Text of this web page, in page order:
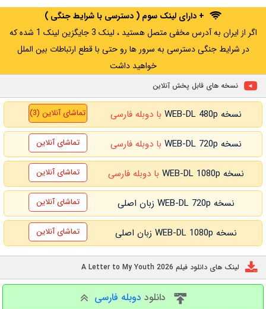
+ دارای لینک سوم ( دسترسی با شرایط جنگی )
اگر از ایران به آدرس مخفی متصل هستید ، لینک 3 جایگزین لینک 1 شده که
در شرایط جنگی دسترسی به سرور ها رو حتی با قطع ارتباطات بین الملل
خواهید داشت
نسخه های قابل پخش آنلاین
نسخه WEB-DL 480p با دوبله فارسی تماشای آنلاین (3)
نسخه WEB-DL 720p با دوبله فارسی تماشای آنلاین
نسخه WEB-DL 1080p با دوبله فارسی تماشای آنلاین
نسخه WEB-DL 720p زبان اصلی تماشای آنلاین
نسخه WEB-DL 1080p زبان اصلی تماشای آنلاین
لینک های دانلود فیلم A Letter to My Youth 2026
دانلود دوبله فارسی